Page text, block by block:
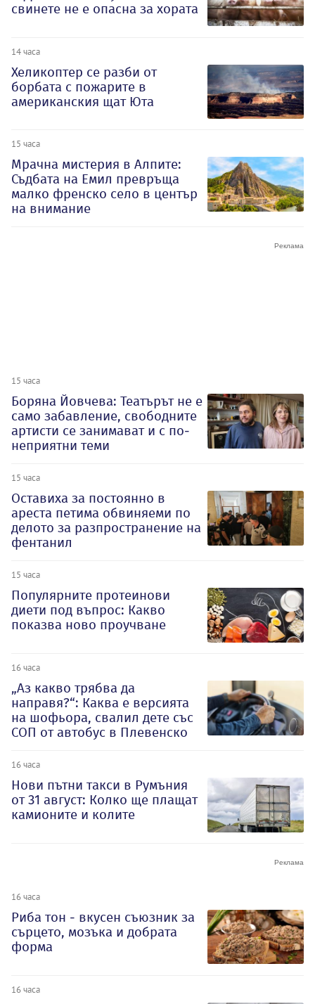
свинете не е опасна за хората
14 часа
Хеликоптер се разби от
борбата с пожарите в
американския щат Юта
15 часа
Мрачна мистерия в Алпите:
Съдбата на Емил превръща
малко френско село в център
на внимание
15 часа
Боряна Йовчева: Театърът не е
само забавление, свободните
артисти се занимават и с по-
неприятни теми
15 часа
Оставиха за постоянно в
ареста петима обвиняеми по
делото за разпространение на
фентанил
15 часа
Популярните протеинови
диети под въпрос: Какво
показва ново проучване
16 часа
„Аз какво трябва да
направя?“: Каква е версията
на шофьора, свалил дете със
СОП от автобус в Плевенско
16 часа
Нови пътни такси в Румъния
от 31 август: Колко ще плащат
камионите и колите
16 часа
Риба тон - вкусен съюзник за
сърцето, мозъка и добрата
форма
16 часа